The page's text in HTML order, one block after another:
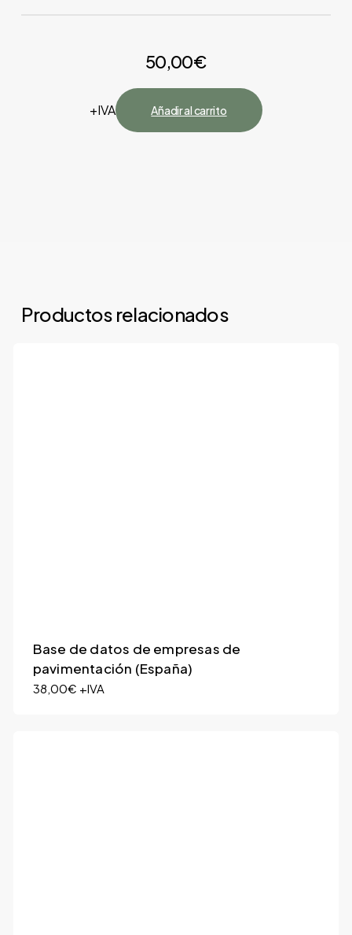
España: Álava, Albacete, Alicante, Almería, Asturias,
Cantabria, Castellón, Ciudad Real, Córdoba, La
Coruña, Cuenca, Girona, Granada, Guadalajara,
50,00€
+IVA Añadir al carrito
Productos relacionados
Base de datos de empresas de
pavimentación (España)
38,00€ +IVA